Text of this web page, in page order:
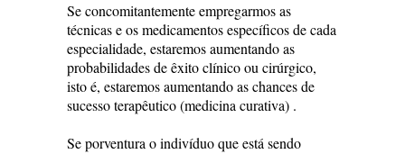
Se concomitantemente empregarmos as
técnicas e os medicamentos específicos de cada
especialidade, estaremos aumentando as
probabilidades de êxito clínico ou cirúrgico,
isto é, estaremos aumentando as chances de
sucesso terapêutico (medicina curativa) .
Se porventura o indivíduo que está sendo